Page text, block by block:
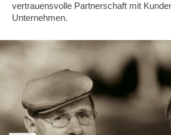
vertrauensvolle Partnerschaft mit
Unternehmen.